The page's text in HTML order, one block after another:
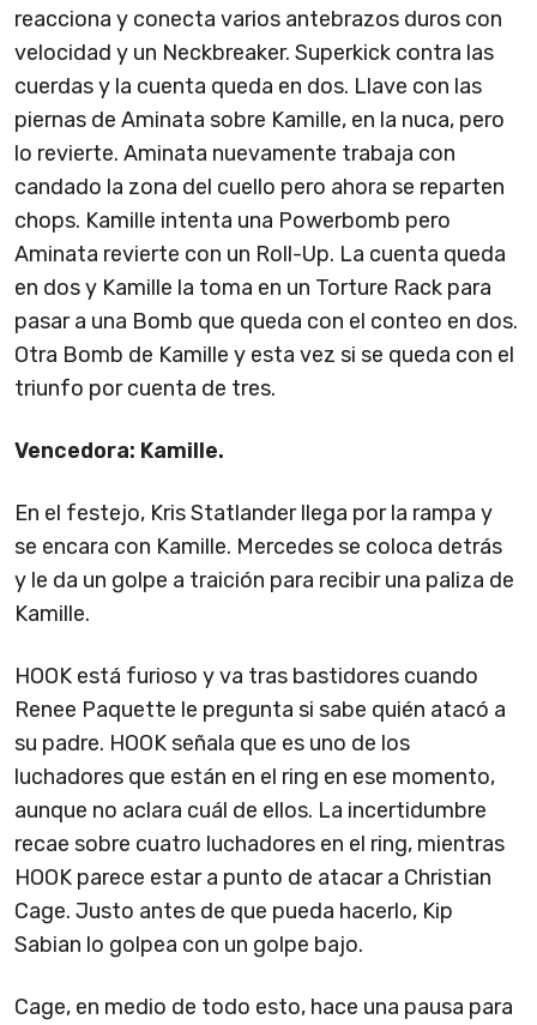
reacciona y conecta varios antebrazos duros con
velocidad y un Neckbreaker. Superkick contra las
cuerdas y la cuenta queda en dos. Llave con las
piernas de Aminata sobre Kamille, en la nuca, pero
lo revierte. Aminata nuevamente trabaja con
candado la zona del cuello pero ahora se reparten
chops. Kamille intenta una Powerbomb pero
Aminata revierte con un Roll-Up. La cuenta queda
en dos y Kamille la toma en un Torture Rack para
pasar a una Bomb que queda con el conteo en dos.
Otra Bomb de Kamille y esta vez si se queda con el
triunfo por cuenta de tres.
Vencedora: Kamille.
En el festejo, Kris Statlander llega por la rampa y
se encara con Kamille. Mercedes se coloca detrás
y le da un golpe a traición para recibir una paliza de
Kamille.
HOOK está furioso y va tras bastidores cuando
Renee Paquette le pregunta si sabe quién atacó a
su padre. HOOK señala que es uno de los
luchadores que están en el ring en ese momento,
aunque no aclara cuál de ellos. La incertidumbre
recae sobre cuatro luchadores en el ring, mientras
HOOK parece estar a punto de atacar a Christian
Cage. Justo antes de que pueda hacerlo, Kip
Sabian lo golpea con un golpe bajo.
Cage, en medio de todo esto, hace una pausa para